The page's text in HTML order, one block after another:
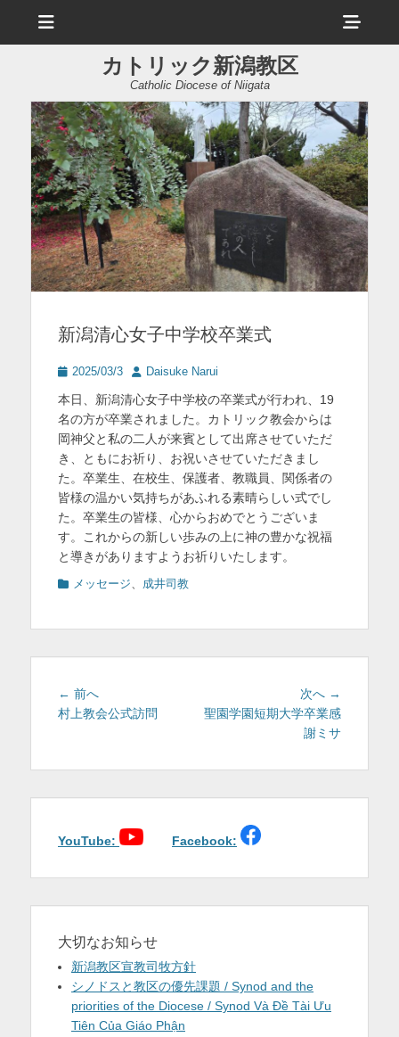
ュ
ヘ
ッ
ー
サ
イ
ド
バ
ー
コ
カトリック新潟教区
Catholic Diocese of Niigata
新潟清心女子中学校卒業式
投
日
2025/03/3
投
者
Daisuke Narui
本日、新潟清心女子中学校の卒業式が行われ、19
名の方が卒業されました。カトリック教会からは
岡神父と私の二人が来賓として出席させていただ
き、ともにお祈り、お祝いさせていただきまし
た。卒業生、在校生、保護者、教職員、関係者の
皆様の温かい気持ちがあふれる素晴らしい式でし
た。卒業生の皆様、心からおめでとうございま
す。これからの新しい歩みの上に神の豊かな祝福
と導きがありますようお祈りいたします。
カ メッセージ、 成井司教
投
稿
ー
ョ
← 前へ
の
村上教会公式訪問
次へ →
の
投
聖園学園短期大学卒業感
謝ミサ
YouTube: Facebook:
大切なお知らせ
新潟教区宣教司牧方針
シノドスと教区の優先課題 / Synod and the
priorities of the Diocese / Synod Và Đề Tài Ưu
Tiên Của Giáo Phận